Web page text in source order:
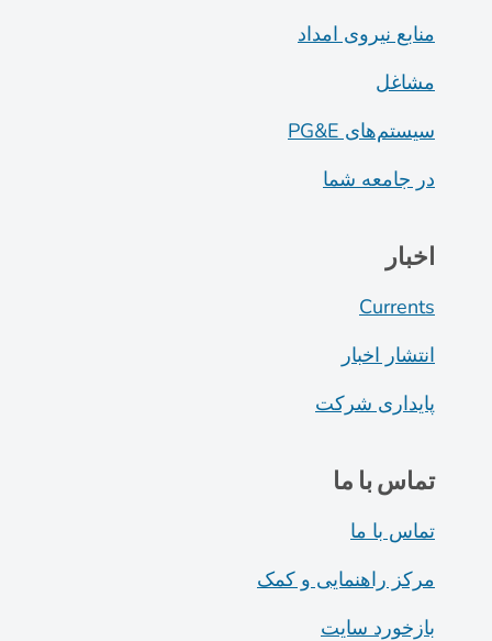
منابع نیروی امداد
مشاغل
سیستم‌های PG&E
در جامعه شما
اخبار
Currents
انتشار اخبار
پایداری شرکت
تماس با ما
تماس با ما
مرکز راهنمایی و کمک
بازخورد سایت